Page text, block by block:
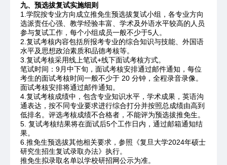
九、预选拔复试实施细则
1.学院按专业方向成立推免生预选拔复试小组，各专业方向
选派责任心强、教学经验丰富、学术及外语水平较高的人员
参与复试工作，每个小组成员一般不少于5人。
2.复试考核内容包括所报考专业的综合知识与技能、外国语
水平及思想政治素质和品德考核等。
3.复试考核采用线上笔试+线下面试考核方式。
笔试时间：9月中下旬，面试考核安排通过邮件通知，每位
考生的面试考核时间一般不少于 20 分钟，全程录音录像。
面试考核安排将通过邮件通知。
4.复试考核成绩中，包含专业知识水平，学术成果，英语沟
通表达，按不同专业要求进行综合打分并按照总成绩由高到
低排名。评选考核成绩不合格者，不能评为预选拔推免生。
5. 复试考核结果将在面试后5个工作日内，通过邮箱通知结
果。
6.推免生预选拔其他相关要求，参照《复旦大学2024年硕士
研究生招生复试录取办法》执行。
推免生拟录取名单以学校研招网公示为准。